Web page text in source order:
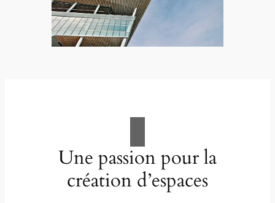
Une passion pour la
création d’espaces